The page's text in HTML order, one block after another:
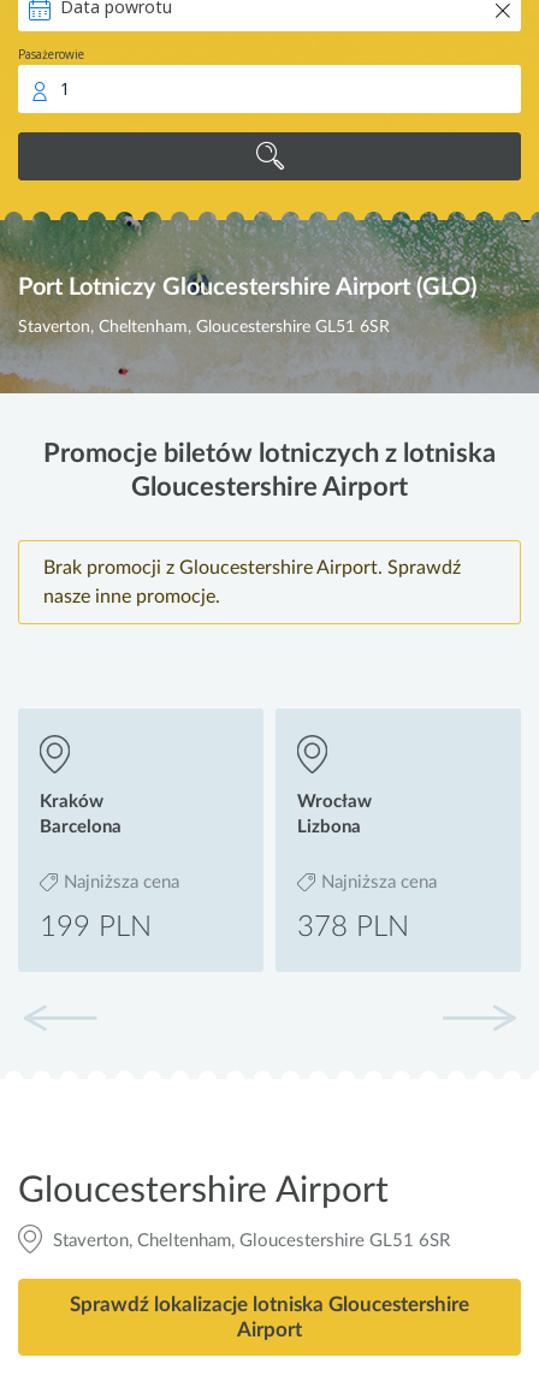
Pasażerowie
1
Port Lotniczy Gloucestershire Airport (GLO)
Staverton, Cheltenham, Gloucestershire GL51 6SR
Promocje biletów lotniczych z lotniska
Gloucestershire Airport
Brak promocji z Gloucestershire Airport. Sprawdź
nasze inne promocje.
Kraków
Barcelona
Najniższa cena
199 PLN
Wrocław
Lizbona
Najniższa cena
378 PLN
Gloucestershire Airport
Staverton, Cheltenham, Gloucestershire GL51 6SR
Sprawdź lokalizacje lotniska Gloucestershire
Airport